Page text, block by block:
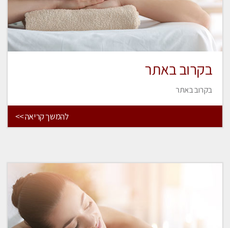
בקרוב באתר
בקרוב באתר
להמשך קריאה >>